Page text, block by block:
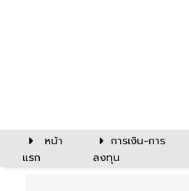
หน้า
แรก
การเงิน-การ
ลงทุน